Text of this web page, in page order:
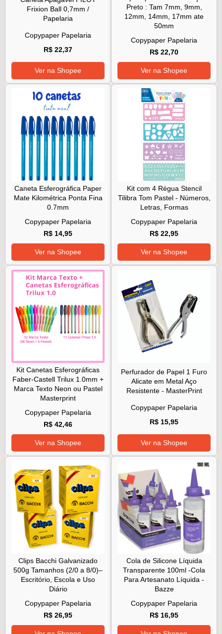
Frixion Ball 0,7mm /
Papelaria
Copypaper Papelaria
R$ 22,37
Ver na Shopee
Preto : Tam 7mm, 9mm,
12mm, 14mm, 17mm ate
50mm
Copypaper Papelaria
R$ 22,70
Ver na Shopee
Caneta Esferográfica Paper
Mate Kilométrica Ponta Fina
0.7mm
Copypaper Papelaria
R$ 14,95
Ver na Shopee
Kit com 4 Régua Stencil
Tilibra Tom Pastel - Números,
Letras, Formas
Copypaper Papelaria
R$ 22,95
Ver na Shopee
Kit Canetas Esferográficas
Faber-Castell Trilux 1.0mm +
Marca Texto Neon ou Pastel
Masterprint
Copypaper Papelaria
R$ 42,46
Ver na Shopee
Perfurador de Papel 1 Furo
Alicate em Metal Aço
Resistente - MasterPrint
Copypaper Papelaria
R$ 15,95
Ver na Shopee
Clips Bacchi Galvanizado
500g Tamanhos (2/0 a 8/0)–
Escritório, Escola e Uso
Diário
Copypaper Papelaria
R$ 26,95
Cola de Silicone Líquida
Transparente 100ml -Cola
Para Artesanato Líquida -
Bazze
Copypaper Papelaria
R$ 16,95